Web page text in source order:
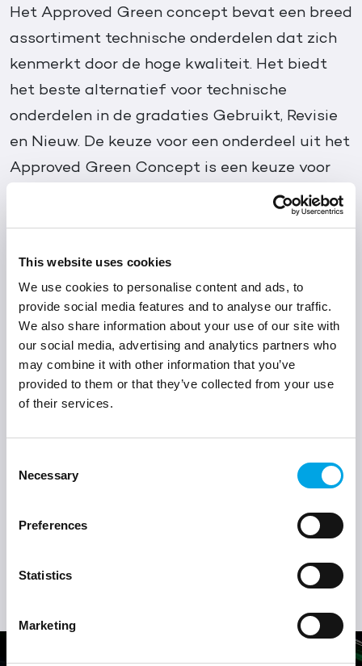
This website uses cookies
We use cookies to personalise content and ads, to
provide social media features and to analyse our traffic.
We also share information about your use of our site with
our social media, advertising and analytics partners who
may combine it with other information that you’ve
provided to them or that they’ve collected from your use
of their services.
Selection
Necessary
Preferences
Statistics
Marketing
Het Approved Green concept bevat een breed
assortiment technische onderdelen dat zich
kenmerkt door de hoge kwaliteit. Het biedt
het beste alternatief voor technische
onderdelen in de gradaties Gebruikt, Revisie
en Nieuw. De keuze voor een onderdeel uit het
Approved Green Concept is een keuze voor
zekerheid en een basis voor voordelige
Naast Motoren, Transmissies, Turbo’s en Dieseltechniek vind
je ook onderdelen als Stuurhuizen, Stuurpompen,
Aircopompen en Elektronica. Approved Green is een
Europees concept dat voornamelijk gebruikt wordt door
een goedkoper alternatief te bieden. Een netwerk van
wederverkopers vertegenwoordigt in iedere land het concept.